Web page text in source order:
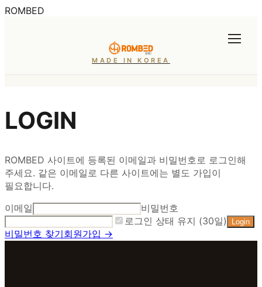
ROMBED
MADE IN KOREA
LOGIN
ROMBED 사이트에 등록된 이메일과 비밀번호로 로그인해
주세요. 같은 이메일로 다른 사이트에는 별도 가입이
필요합니다.
이메일
비밀번호
로그인 상태 유지 (30일)
Login
비밀번호 찾기회원가입 →